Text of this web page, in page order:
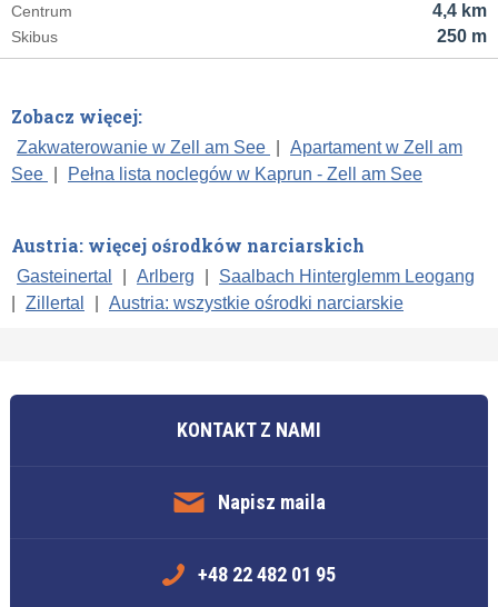
4,4 km
Centrum
250 m
Skibus
Zobacz więcej:
Zakwaterowanie w Zell am See
Apartament w Zell am
See
Pełna lista noclegów w Kaprun - Zell am See
Austria: więcej ośrodków narciarskich
Gasteinertal Arlberg
Saalbach Hinterglemm Leogang
Zillertal Austria: wszystkie ośrodki narciarskie
KONTAKT Z NAMI
Napisz maila
+48 22 482 01 95